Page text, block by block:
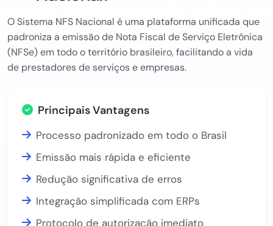
O Sistema NFS Nacional é uma plataforma unificada que
padroniza a emissão de Nota Fiscal de Serviço Eletrônica
(NFSe) em todo o território brasileiro, facilitando a vida
de prestadores de serviços e empresas.
Principais Vantagens
Processo padronizado em todo o Brasil
Emissão mais rápida e eficiente
Redução significativa de erros
Integração simplificada com ERPs
Protocolo de autorização imediato